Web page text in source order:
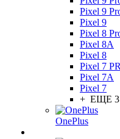
Pixel 9
Pixel 9
Pixel 8
Pixel 8A
Pixel 8
Pixel 7
Pixel 7A
Pixel 7
+ ЕЩЕ 3
OnePlus